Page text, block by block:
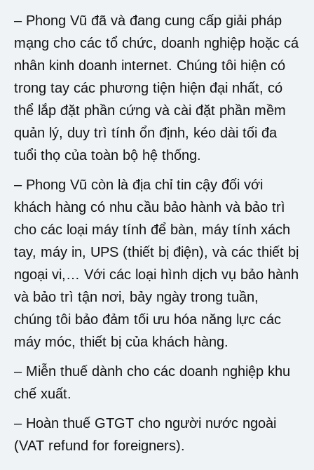
– Phong Vũ đã và đang cung cấp giải pháp
mạng cho các tổ chức, doanh nghiệp hoặc cá
nhân kinh doanh internet. Chúng tôi hiện có
trong tay các phương tiện hiện đại nhất, có
thể lắp đặt phần cứng và cài đặt phần mềm
quản lý, duy trì tính ổn định, kéo dài tối đa
tuổi thọ của toàn bộ hệ thống.
– Phong Vũ còn là địa chỉ tin cậy đối với
khách hàng có nhu cầu bảo hành và bảo trì
cho các loại máy tính để bàn, máy tính xách
tay, máy in, UPS (thiết bị điện), và các thiết bị
ngoại vi,… Với các loại hình dịch vụ bảo hành
và bảo trì tận nơi, bảy ngày trong tuần,
chúng tôi bảo đảm tối ưu hóa năng lực các
máy móc, thiết bị của khách hàng.
– Miễn thuế dành cho các doanh nghiệp khu
chế xuất.
– Hoàn thuế GTGT cho người nước ngoài
(VAT refund for foreigners).